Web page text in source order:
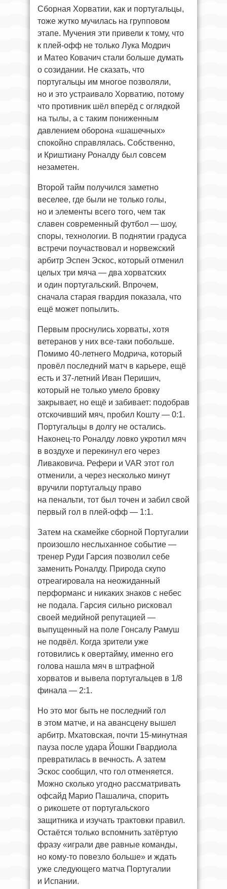
Сборная Хорватии, как и португальцы,
тоже жутко мучилась на групповом
этапе. Мучения эти привели к тому, что
к плей-офф не только Лука Модрич
и Матео Ковачич стали больше думать
о созидании. Не сказать, что
португальцы им многое позволяли,
но и это устраивало Хорватию, потому
что противник шёл вперёд с оглядкой
на тылы, а с таким пониженным
давлением оборона «шашечных»
спокойно справлялась. Собственно,
и Криштиану Роналду был совсем
незаметен.
Второй тайм получился заметно
веселее, где были не только голы,
но и элементы всего того, чем так
славен современный футбол — шоу,
споры, технологии. В поднятии градуса
встречи поучаствовал и норвежский
арбитр Эспен Эскос, который отменил
целых три мяча — два хорватских
и один португальский. Впрочем,
сначала старая гвардия показала, что
ещё может попылить.
Первым проснулись хорваты, хотя
ветеранов у них все-таки побольше.
Помимо 40-летнего Модрича, который
провёл последний матч в карьере, ещё
есть и 37-летний Иван Перишич,
который не только умело бровку
закрывает, но ещё и забивает: подобрав
отскочивший мяч, пробил Кошту — 0:1.
Португальцы в долгу не остались.
Наконец-то Роналду ловко укротил мяч
в воздухе и перекинул его через
Ливаковича. Рефери и VAR этот гол
отменили, а через несколько минут
вручили португальцу право
на пенальти, тот был точен и забил свой
первый гол в плей-офф — 1:1.
Затем на скамейке сборной Португалии
произошло неслыханное событие —
тренер Руди Гарсия позволил себе
заменить Роналду. Природа скупо
отреагировала на неожиданный
перформанс и никаких знаков с небес
не подала. Гарсия сильно рисковал
своей медийной репутацией —
выпущенный на поле Гонсалу Рамуш
не подвёл. Когда зрители уже
готовились к овертайму, именно его
голова нашла мяч в штрафной
хорватов и вывела португальцев в 1/8
финала — 2:1.
Но это мог быть не последний гол
в этом матче, и на авансцену вышел
арбитр. Мхатовская, почти 15-минутная
пауза после удара Йошки Гвардиола
превратилась в вечность. А затем
Эскос сообщил, что гол отменяется.
Можно сколько угодно рассматривать
офсайд Марио Пашалича, спорить
о рикошете от португальского
защитника и изучать трактовки правил.
Остаётся только вспомнить затёртую
фразу «играли две равные команды,
но кому-то повезло больше» и ждать
уже следующего матча Португалии
и Испании.